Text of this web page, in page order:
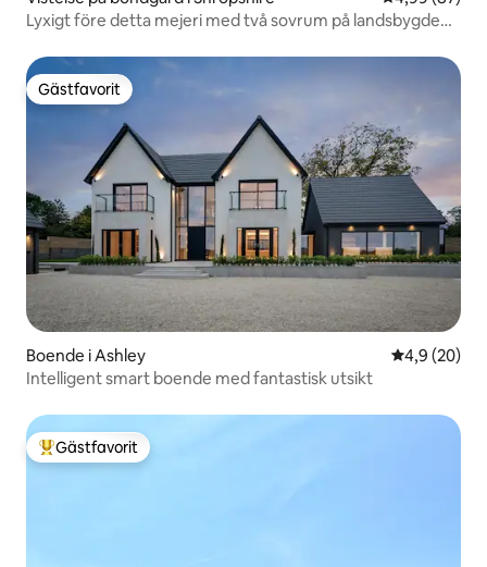
Lyxigt före detta mejeri med två sovrum på landsbygden i
Gästfavorit
Gästfavorit
Boende i Ashley 4,9 av 5 i
4,9 (20)
Intelligent smart boende med fantastisk utsikt
Populär gästfavorit
Gästfavorit